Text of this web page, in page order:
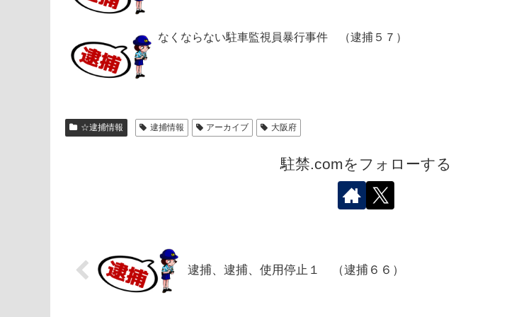
なくならない駐車監視員暴行事件 （逮捕５７）
☆逮捕情報 逮捕情報 アーカイブ 大阪府
駐禁.comをフォローする
逮捕、逮捕、使用停止１ （逮捕６６）